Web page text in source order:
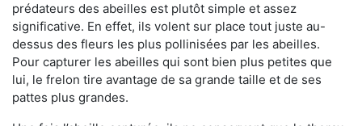
prédateurs des abeilles est plutôt simple et assez
significative. En effet, ils volent sur place tout juste au-
dessus des fleurs les plus pollinisées par les abeilles.
Pour capturer les abeilles qui sont bien plus petites que
lui, le frelon tire avantage de sa grande taille et de ses
pattes plus grandes.